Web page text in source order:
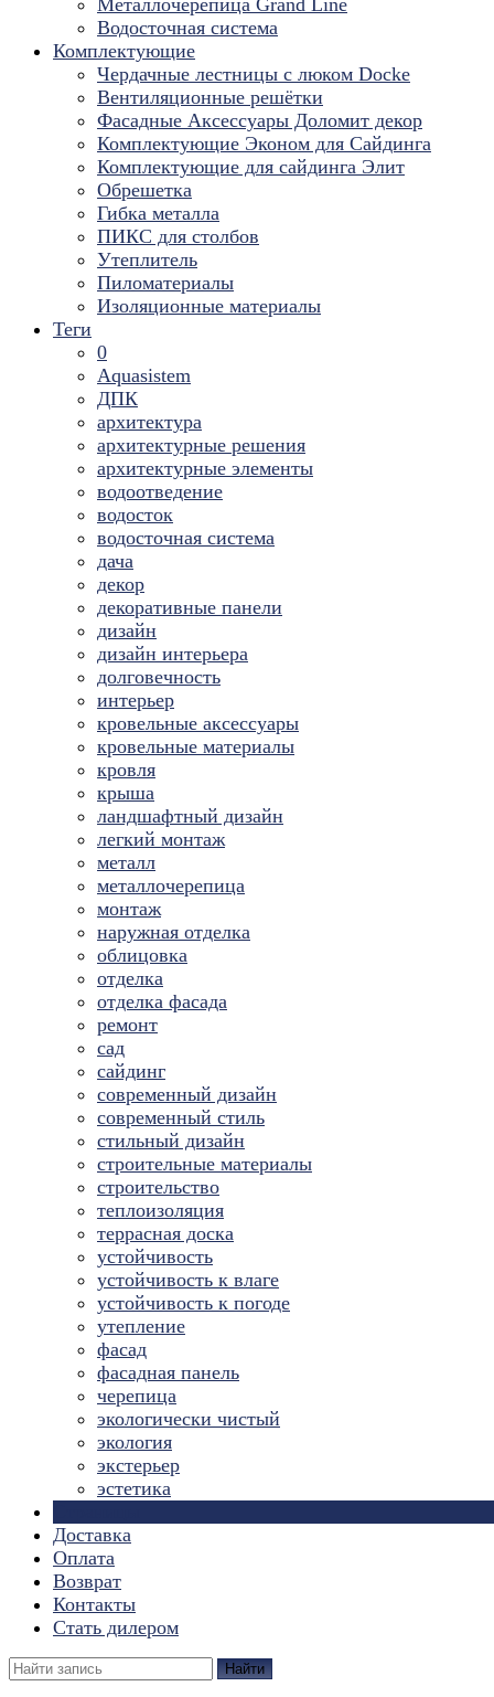
Металлочерепица Grand Line
Водосточная система
Комплектующие
Чердачные лестницы с люком Docke
Вентиляционные решётки
Фасадные Аксессуары Доломит декор
Комплектующие Эконом для Сайдинга
Комплектующие для cайдинга Элит
Обрешетка
Гибка металла
ПИКС для столбов
Утеплитель
Пиломатериалы
Изоляционные материалы
Теги
0
Aquasistem
ДПК
архитектура
архитектурные решения
архитектурные элементы
водоотведение
водосток
водосточная система
дача
декор
декоративные панели
дизайн
дизайн интерьера
долговечность
интерьер
кровельные аксессуары
кровельные материалы
кровля
крыша
ландшафтный дизайн
легкий монтаж
металл
металлочерепица
монтаж
наружная отделка
облицовка
отделка
отделка фасада
ремонт
сад
сайдинг
современный дизайн
современный стиль
стильный дизайн
строительные материалы
строительство
теплоизоляция
террасная доска
устойчивость
устойчивость к влаге
устойчивость к погоде
утепление
фасад
фасадная панель
черепица
экологически чистый
экология
экстерьер
эстетика
Доставка
Оплата
Возврат
Контакты
Стать дилером
Найти